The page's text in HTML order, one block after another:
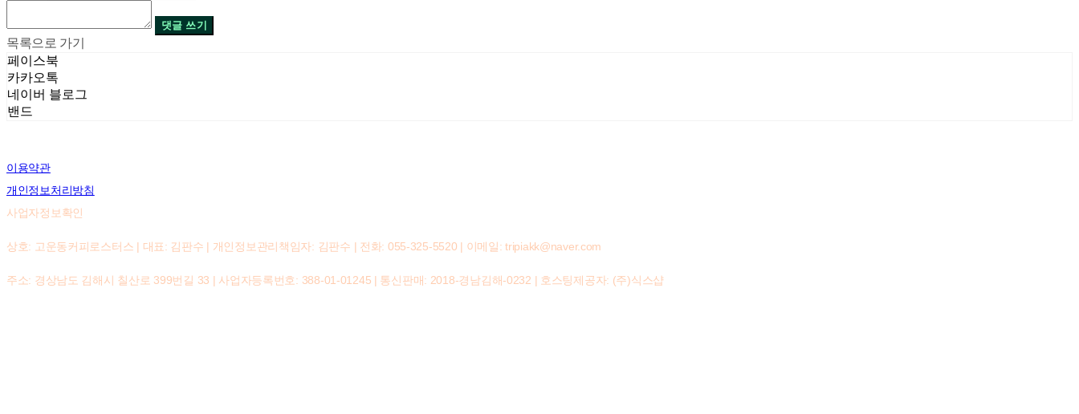
댓글 쓰기
목록으로 가기
페이스북
카카오톡
네이버 블로그
밴드
이용약관
개인정보처리방침
사업자정보확인
상호: 고운동커피로스터스 | 대표: 김판수 | 개인정보관리책임자: 김판수 | 전화: 055-325-5520 | 이메일: tripiakk@naver.com
주소: 경상남도 김해시 칠산로 399번길 33 | 사업자등록번호: 388-01-01245 | 통신판매: 2018-경남김해-0232 | 호스팅제공자: (주)식스샵